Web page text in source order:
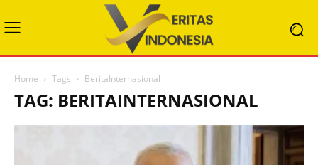
Home Tags BeritaInternasional
TAG: BERITAINTERNASIONAL